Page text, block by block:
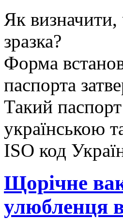
Як визначити,
зразка?
Форма
паспорта
Такий
українською
ISO код
Щорічне
улюбленця